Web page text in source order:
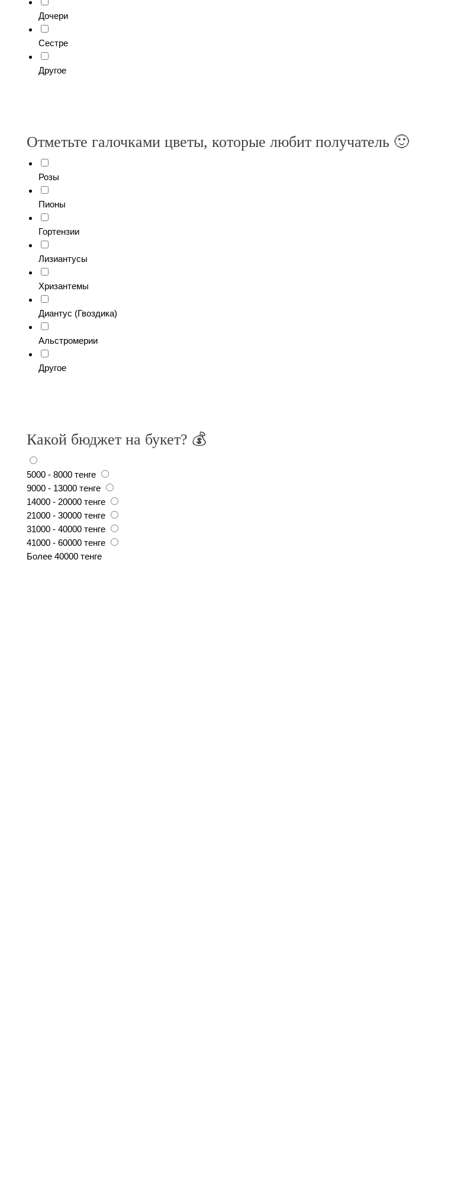
Дочери
Сестре
Другое
Отметьте галочками цветы, которые любит получатель 🙂
Розы
Пионы
Гортензии
Лизиантусы
Хризантемы
Диантус (Гвоздика)
Альстромерии
Другое
Какой бюджет на букет? 💰
5000 - 8000 тенге
9000 - 13000 тенге
14000 - 20000 тенге
21000 - 30000 тенге
31000 - 40000 тенге
41000 - 60000 тенге
Более 40000 тенге